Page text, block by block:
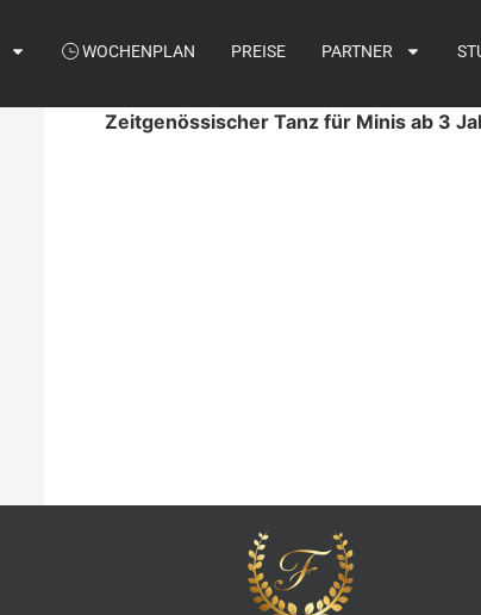
WOCHENPLAN PREISE PARTNER
Zeitgenössischer Tanz für Minis ab 3